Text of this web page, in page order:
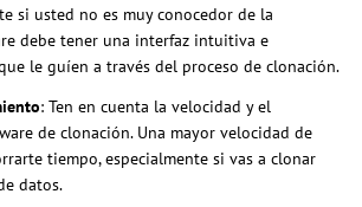
si usted no es muy conocedor de la
debe tener una interfaz intuitiva e
le guíen a través del proceso de clonación.
: Ten en cuenta la velocidad y el
de clonación. Una mayor velocidad de
tiempo, especialmente si vas a clonar
datos.